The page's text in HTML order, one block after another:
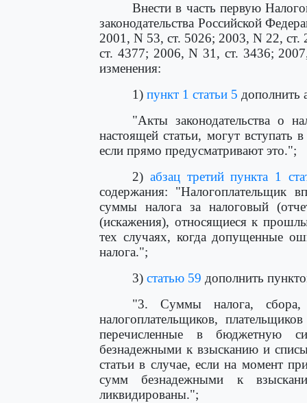
Внести в часть первую
законодательства Российской
2001, N 53, ст. 5026; 2003, N 22,
ст. 4377; 2006, N 31, ст. 3436;
изменения:
1) пункт 1 статьи 5 дополнить
"Акты законодательства о
настоящей статьи, могут вступать
если прямо предусматривают это.";
2) абзац третий пункта 1
содержания: "Налогоплательщик
суммы налога за налоговый
(искажения), относящиеся к
тех случаях, когда допущенные
налога.";
3) статью 59 дополнить
"3. Суммы налога, сбора,
налогоплательщиков,
перечисленные в бюджетную
безнадежными к взысканию и
статьи в случае, если на момент
сумм безнадежными к
ликвидированы.";